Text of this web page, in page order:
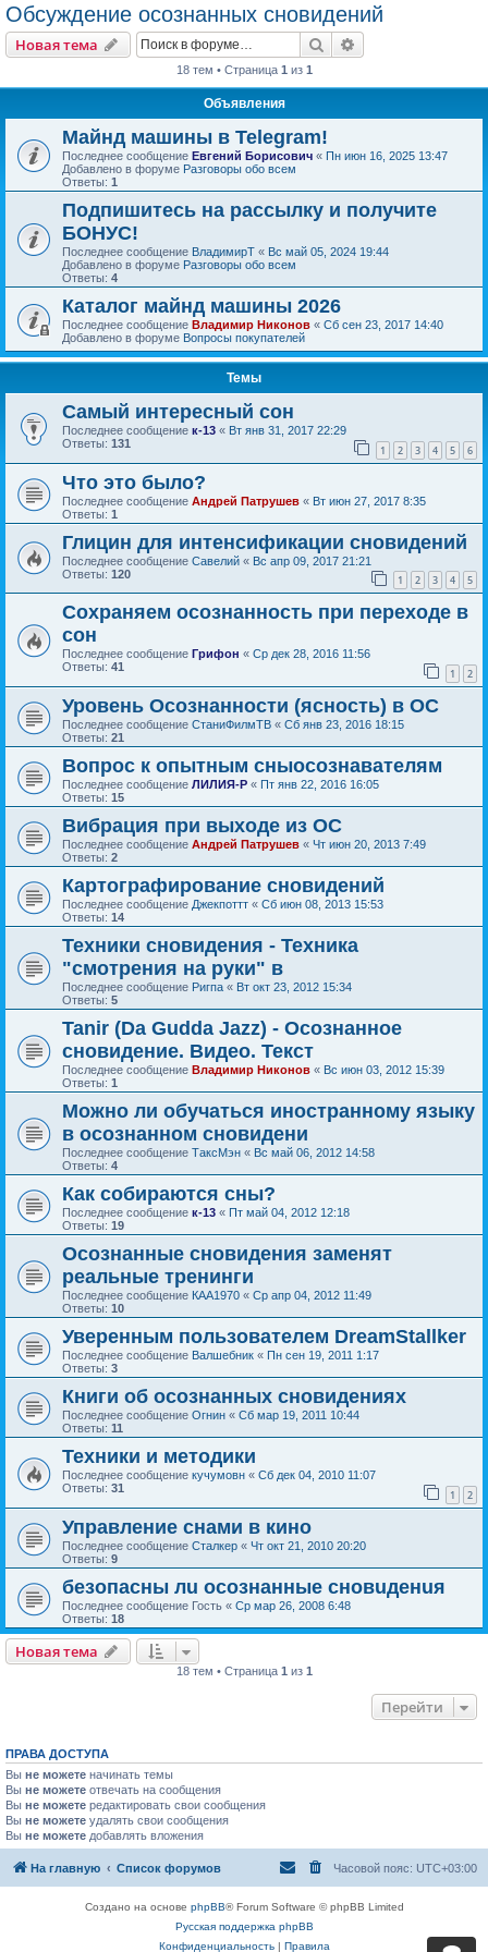
Обсуждение осознанных сновидений
Новая тема Поиск
18 тем • Страница 1 из 1
Объявления
Майнд машины в Telegram!
Последнее сообщение Евгений Борисович « Пн июн 16, 2025 13:47
Добавлено в форуме Разговоры обо всем
Ответы: 1
Подпишитесь на рассылку и получите
БОНУС!
Последнее сообщение ВладимирТ « Вс май 05, 2024 19:44
Добавлено в форуме Разговоры обо всем
Ответы: 4
Каталог майнд машины 2026
Последнее сообщение Владимир Никонов « Сб сен 23, 2017 14:40
Добавлено в форуме Вопросы покупателей
Темы
Самый интересный сон
Последнее сообщение к-13 « Вт янв 31, 2017 22:29
Ответы: 131 1 2 3 4 5 6
Что это было?
Последнее сообщение Андрей Патрушев « Вт июн 27, 2017 8:35
Ответы: 1
Глицин для интенсификации сновидений
Последнее сообщение Савелий « Вс апр 09, 2017 21:21
Ответы: 120 1 2 3 4 5
Сохраняем осознанность при переходе в
сон
Последнее сообщение Грифон « Ср дек 28, 2016 11:56
Ответы: 41 1 2
Уровень Осознанности (ясность) в ОС
Последнее сообщение СтаниФилмТВ « Сб янв 23, 2016 18:15
Ответы: 21
Вопрос к опытным сныосознавателям
Последнее сообщение ЛИЛИЯ-Р « Пт янв 22, 2016 16:05
Ответы: 15
Вибрация при выходе из ОС
Последнее сообщение Андрей Патрушев « Чт июн 20, 2013 7:49
Ответы: 2
Картографирование сновидений
Последнее сообщение Джекпоттт « Сб июн 08, 2013 15:53
Ответы: 14
Техники сновидения - Техника
"смотрения на руки" в
Последнее сообщение Ригпа « Вт окт 23, 2012 15:34
Ответы: 5
Tanir (Da Gudda Jazz) - Осознанное
сновидение. Видео. Текст
Последнее сообщение Владимир Никонов « Вс июн 03, 2012 15:39
Ответы: 1
Можно ли обучаться иностранному языку
в осознанном сновидени
Последнее сообщение ТаксМэн « Вс май 06, 2012 14:58
Ответы: 4
Как собираются сны?
Последнее сообщение к-13 « Пт май 04, 2012 12:18
Ответы: 19
Осознанные сновидения заменят
реальные тренинги
Последнее сообщение КАА1970 « Ср апр 04, 2012 11:49
Ответы: 10
Уверенным пользователем DreamStallker
Последнее сообщение Валшебник « Пн сен 19, 2011 1:17
Ответы: 3
Книги об осознанных сновидениях
Последнее сообщение Огнин « Сб мар 19, 2011 10:44
Ответы: 11
Техники и методики
Последнее сообщение кучумовн « Сб дек 04, 2010 11:07
Ответы: 31 1 2
Управление снами в кино
Последнее сообщение Сталкер « Чт окт 21, 2010 20:20
Ответы: 9
безопасны лu осознанные сновuденuя
Последнее сообщение Гость « Ср мар 26, 2008 6:48
Ответы: 18
Новая тема
18 тем • Страница 1 из 1
Перейти
ПРАВА ДОСТУПА
Вы не можете начинать темы
Вы не можете отвечать на сообщения
Вы не можете редактировать свои сообщения
Вы не можете удалять свои сообщения
Вы не можете добавлять вложения
На главную Список форумов Часовой пояс: UTC+03:00
Создано на основе phpBB® Forum Software © phpBB Limited
Русская поддержка phpBB
Конфиденциальность| Правила